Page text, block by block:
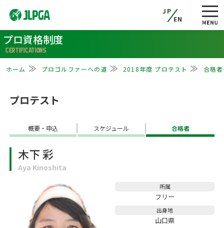
JP
EN
プロ資格制度
CERTIFICATIONS
ホーム プロゴルファーへの道 2018年度 プロテスト 合格
プロテスト
概要・申込 スケジュール 合格者
木下 彩
Aya Kinoshita
所属
フリー
出身地
山口県